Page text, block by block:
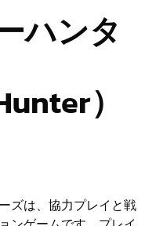
ハンタ
）
ズは、協力プレイと戦